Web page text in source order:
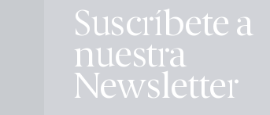
Suscríbete a
nuestra
Newsletter